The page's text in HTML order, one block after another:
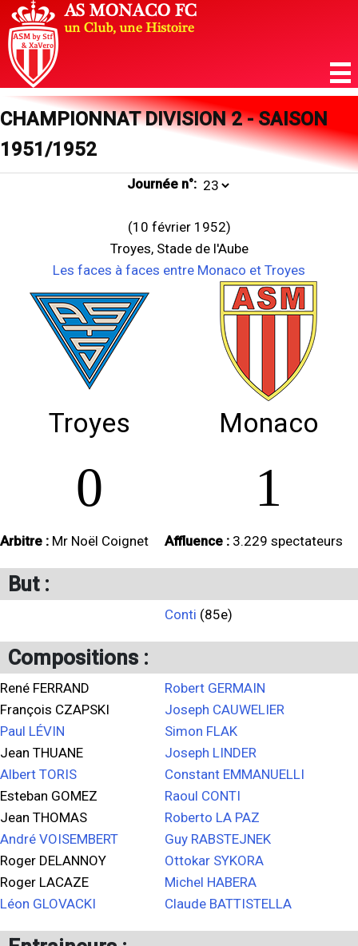
CHAMPIONNAT DIVISION 2 - SAISON
1951/1952
Journée n°:
(10 février 1952)
Troyes, Stade de l'Aube
Les faces à faces entre Monaco et Troyes
Troyes Monaco
0 1
Arbitre : Mr Noël Coignet Affluence : 3.229 spectateurs
But :
Conti (85e)
Compositions :
René FERRAND
François CZAPSKI
Paul LÉVIN
Jean THUANE
Albert TORIS
Esteban GOMEZ
Jean THOMAS
André VOISEMBERT
Roger DELANNOY
Roger LACAZE
Léon GLOVACKI
Robert GERMAIN
Joseph CAUWELIER
Simon FLAK
Joseph LINDER
Constant EMMANUELLI
Raoul CONTI
Roberto LA PAZ
Guy RABSTEJNEK
Ottokar SYKORA
Michel HABERA
Claude BATTISTELLA